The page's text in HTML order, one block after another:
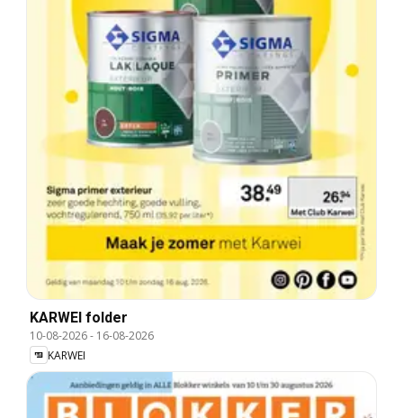
KARWEI folder
10-08-2026- 16-08-2026
KARWEI